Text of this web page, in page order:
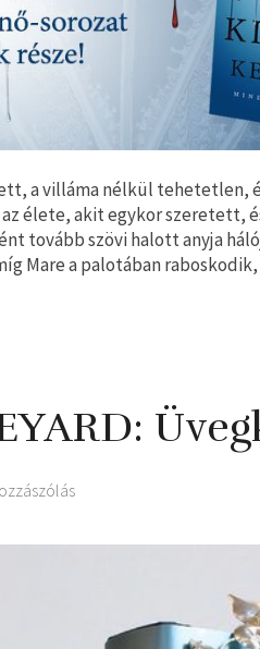
a villáma nélkül tehetetlen,
élete, akit egykor szeretett,
tovább szövi halott anyja
Mare a palotában